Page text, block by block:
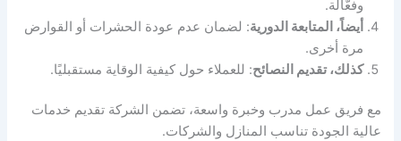
وفعّالة.
أيضاً، المتابعة الدورية: لضمان عدم عودة الحشرات أو القوارض
مرة أخرى.
كذلك، تقديم النصائح: للعملاء حول كيفية الوقاية مستقبليًا.
مع فريق عمل مدرب وخبرة واسعة، تضمن الشركة تقديم خدمات
عالية الجودة تناسب المنازل والشركات.